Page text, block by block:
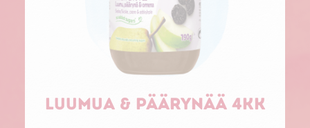
Luumua & päärynää 4kk